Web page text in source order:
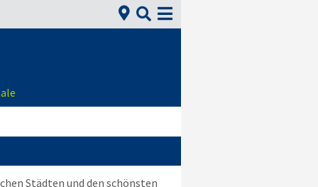
 
Städten und den schönsten